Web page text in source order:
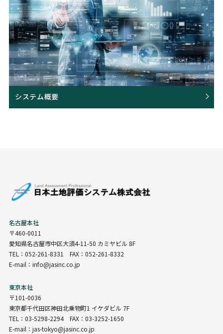
システム概要
名古屋本社
〒460-0011
愛知県名古屋市中区大須4-11-50 カミヤビル 8F
TEL：052-261-8331 FAX：052-261-8332
E-mail：info@jasinc.co.jp
東京本社
〒101-0036
東京都千代田区神田北乗物町1 イケダビル 7F
TEL：03-5298-2294 FAX：03-3252-1650
E-mail：jas-tokyo@jasinc.co.jp